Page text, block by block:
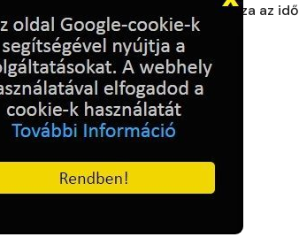
A szárazság mellett hőség is fokozza az idő
előtti növényszá...
1 hét ezelőtt 62
Hajnali életmentés a Dunán
1 hét ezelőtt 62
Első fecskék